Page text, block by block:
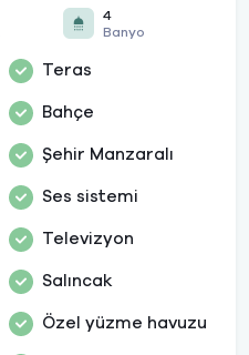
4
Banyo
Teras
Bahçe
Şehir Manzaralı
Ses sistemi
Televizyon
Salıncak
Özel yüzme havuzu